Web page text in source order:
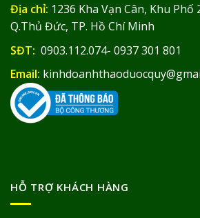
Địa chỉ: 1236 Kha Vạn Cân, Khu
Q.Thủ Đức, TP. Hồ Chí Minh
SĐT: 0903.112.074- 0937 301 801
Email:
HỖ TRỢ KHÁCH HÀNG